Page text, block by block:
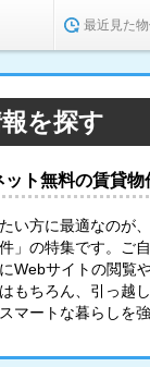
最近見た
を探す
ト無料の賃貸物
い方に最適なのが
」の特集です。ご
Webサイトの閲覧
もちろん、引っ越
マートな暮らしを